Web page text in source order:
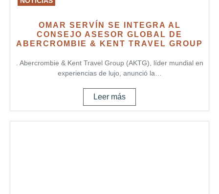
OMAR SERVÍN SE INTEGRA AL
CONSEJO ASESOR GLOBAL DE
ABERCROMBIE & KENT TRAVEL GROUP
. Abercrombie & Kent Travel Group (AKTG), líder mundial en
experiencias de lujo, anunció la…
Leer más